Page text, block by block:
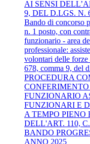
AI SENSI
9, DEL D.LGS. N.
Bando di concorso
n. 1 posto, con
funzionario - area
professionale:
volontari delle forze
678, comma 9, del
PROCEDURA
FUNZIONARIO
FUNZIONARI E
A TEMPO PIENO
DELL'ART. 110,
BANDO
ANNO 2025